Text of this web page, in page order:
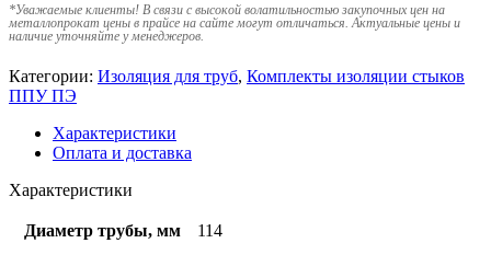
*Уважаемые клиенты! В связи с высокой волатильностью закупочных цен на
металлопрокат цены в прайсе на сайте могут отличаться. Актуальные цены и
наличие уточняйте у менеджеров.
Категории: Изоляция для труб, Комплекты изоляции стыков
ППУ ПЭ
Характеристики
Оплата и доставка
Характеристики
Диаметр трубы, мм 114